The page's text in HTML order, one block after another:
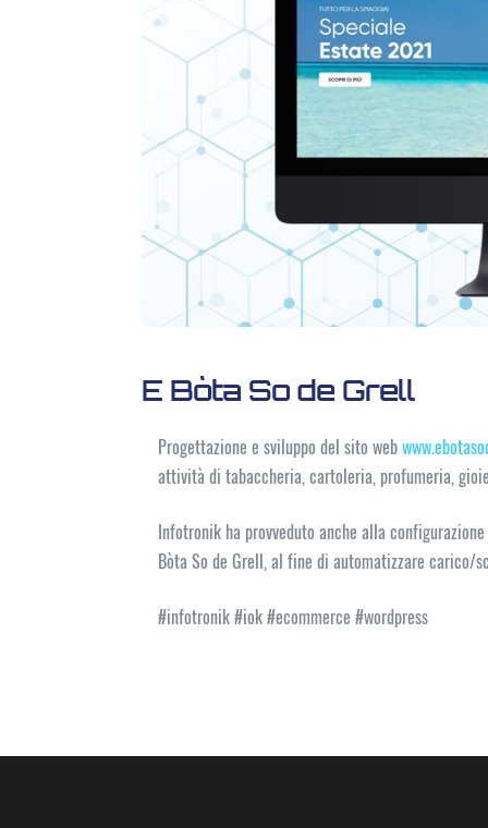
E Bòta So de Grell
Progettazione e sviluppo del sito web
attività di tabaccheria, cartoleria, profumeria,
Infotronik ha provveduto anche alla
Bòta So de Grell, al fine di automatizzare carico/
#infotronik #iok #ecommerce #wordpress